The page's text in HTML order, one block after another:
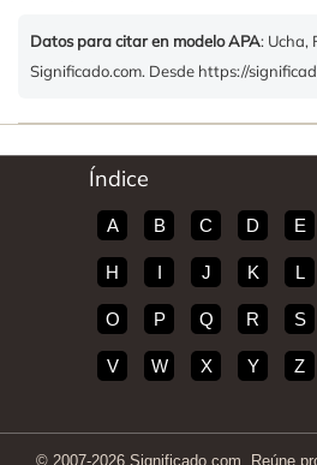
Datos para citar en modelo APA: Ucha,
Significado.com. Desde https://
Índice
A B C D E
H I J K L
O P Q R S
V W X Y Z
© 2007-2026 Significado.com. Reúne